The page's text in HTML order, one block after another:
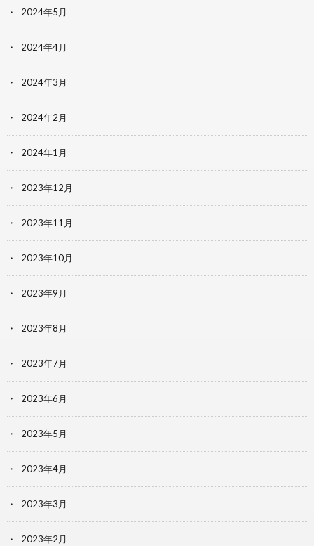
2024年5月
2024年4月
2024年3月
2024年2月
2024年1月
2023年12月
2023年11月
2023年10月
2023年9月
2023年8月
2023年7月
2023年6月
2023年5月
2023年4月
2023年3月
2023年2月